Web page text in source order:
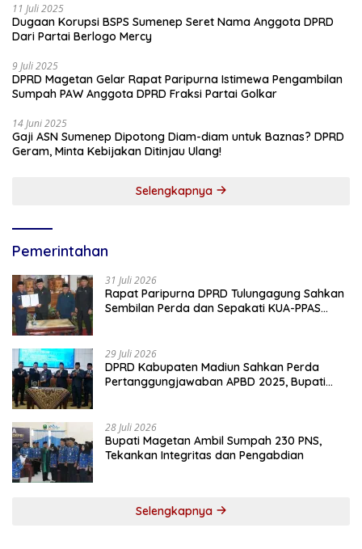
11 Juli 2025
Dugaan Korupsi BSPS Sumenep Seret Nama Anggota DPRD
Dari Partai Berlogo Mercy
9 Juli 2025
DPRD Magetan Gelar Rapat Paripurna Istimewa Pengambilan
Sumpah PAW Anggota DPRD Fraksi Partai Golkar
14 Juni 2025
Gaji ASN Sumenep Dipotong Diam-diam untuk Baznas? DPRD
Geram, Minta Kebijakan Ditinjau Ulang!
Selengkapnya
Pemerintahan
31 Juli 2026
Rapat Paripurna DPRD Tulungagung Sahkan
Sembilan Perda dan Sepakati KUA-PPAS
29 Juli 2026
DPRD Kabupaten Madiun Sahkan Perda
Pertanggungjawaban APBD 2025, Bupati
28 Juli 2026
Bupati Magetan Ambil Sumpah 230 PNS,
Tekankan Integritas dan Pengabdian
Selengkapnya